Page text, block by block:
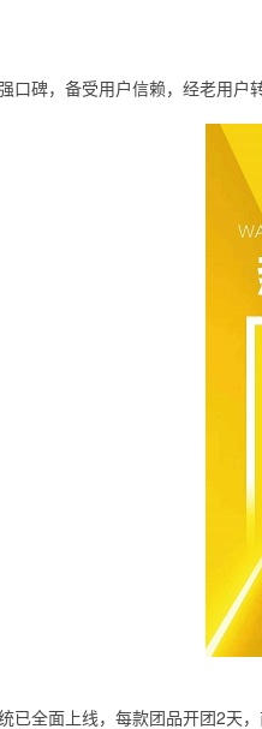
口碑，备受用户信赖，经老用
已全面上线，每款团品开团2天